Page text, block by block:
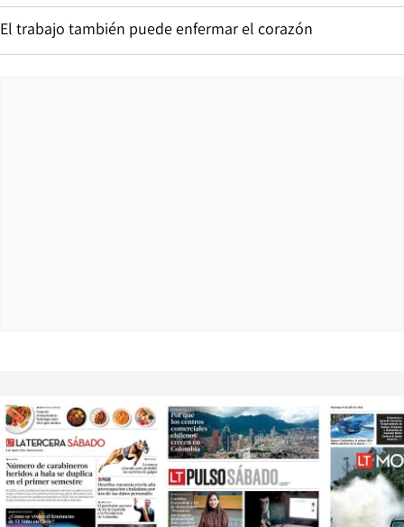
El trabajo también puede enfermar el corazón
Opens in new window Opens in